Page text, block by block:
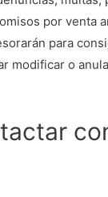
por venta
para
modificar o